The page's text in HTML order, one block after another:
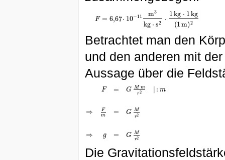
F = 6,67⋅ 10−11 m3
kg ⋅ s2 ⋅
1 kg ⋅ 1kg
(1m)2
F= 6,67⋅10 −11 m3 kg⋅s2⋅1k g ⋅1kg(1m)2
Betrachtet man den
und den anderen mit
Aussage über die
⇒
⇒
F
F
m
g
=
=
=
G M m
r2
G
M
r2
G
M
r2
| : m
F=G mr m⇒ m= GM
Die